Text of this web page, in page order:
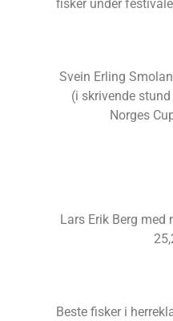
fisker under
Svein Erling
(i skrivende
Norges
Lars Erik Berg med
Beste fisker i